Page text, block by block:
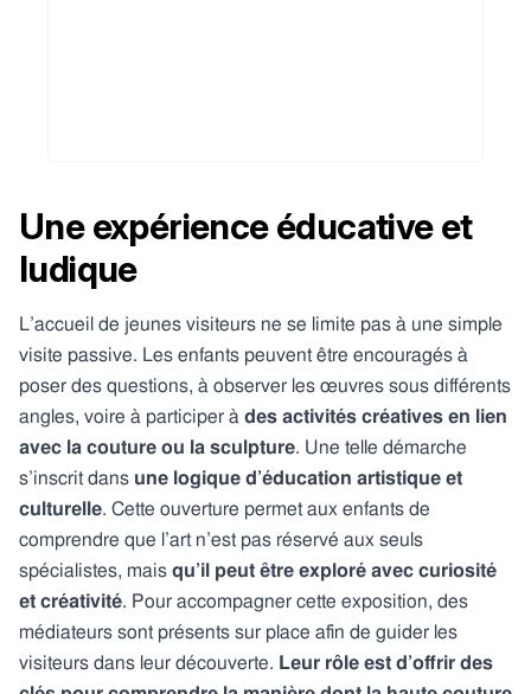
Une expérience éducative et
ludique
L’accueil de jeunes visiteurs ne se limite pas à une simple
visite passive. Les enfants peuvent être encouragés à
poser des questions, à observer les œuvres sous différents
angles, voire à participer à des activités créatives en lien
avec la couture ou la sculpture. Une telle démarche
s’inscrit dans une logique d’éducation artistique et
culturelle. Cette ouverture permet aux enfants de
comprendre que l’art n’est pas réservé aux seuls
spécialistes, mais qu’il peut être exploré avec curiosité
et créativité. Pour accompagner cette exposition, des
médiateurs sont présents sur place afin de guider les
visiteurs dans leur découverte. Leur rôle est d’offrir des